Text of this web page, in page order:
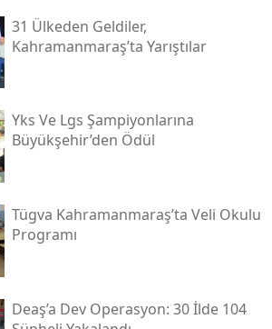
31 Ülkeden Geldiler,
Kahramanmaraş’ta Yarıştılar
Yks Ve Lgs Şampiyonlarına
Büyükşehir’den Ödül
Tügva Kahramanmaraş’ta Veli Okulu
Programı
Deaş’a Dev Operasyon: 30 İlde 104